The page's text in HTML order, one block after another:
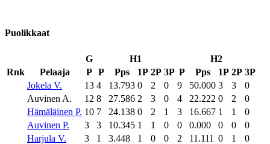
Puolikkaat
G H1
H2
Rnk
Pelaaja P P Pps 1P 2P 3P P Pps 1P 2P 3P
Jokela V.
13 4 13.793 0 2 0 9 50.000 3 3
0
Auvinen A.
12 8 27.586 2 3 0 4 22.222 0 2
0
Hämäläinen P. 10 7 24.138 0 2 1 3 16.667 1 1
0
Auvinen P.
3 3 10.345 1 1 0 0 0.000 0 0
0
Harjula V.
3 1 3.448 1 0 0 2 11.111 0 1
0